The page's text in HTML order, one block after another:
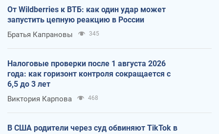
От Wildberries к ВТБ: как один удар может
запустить цепную реакцию в России
Братья Капрановы 345
Налоговые проверки после 1 августа 2026
года: как горизонт контроля сокращается с
6,5 до 3 лет
Виктория Карпова 468
В США родители через суд обвиняют TikTok в